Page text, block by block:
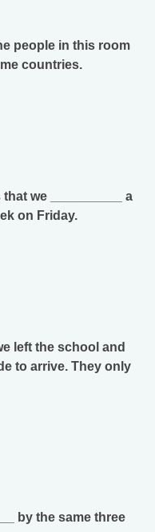
people in this room
countries.
we __________ a
on Friday.
left the school and
to arrive. They only
by the same three